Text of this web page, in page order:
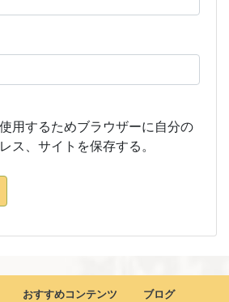
用するためブラウザーに自分の
ス、サイトを保存する。
おすすめコンテンツ ブログ